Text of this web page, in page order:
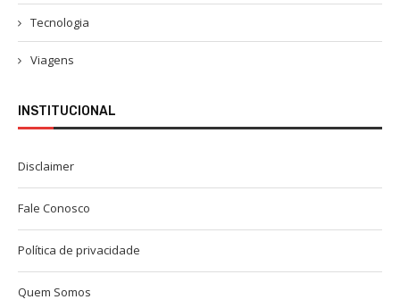
Tecnologia
Viagens
INSTITUCIONAL
Disclaimer
Fale Conosco
Política de privacidade
Quem Somos